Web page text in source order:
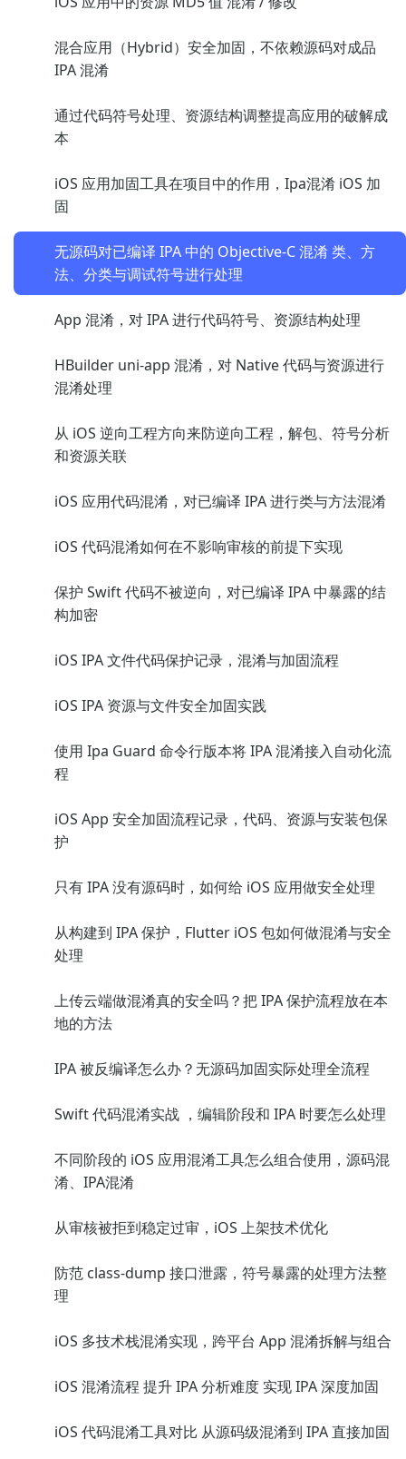
混合应用（Hybrid）安全加固，不依赖源码对成品
IPA 混淆
通过代码符号处理、资源结构调整提高应用的破解成
本
iOS 应用加固工具在项目中的作用，Ipa混淆 iOS 加
固
无源码对已编译 IPA 中的 Objective-C 混淆 类、方
法、分类与调试符号进行处理
App 混淆，对 IPA 进行代码符号、资源结构处理
HBuilder uni-app 混淆，对 Native 代码与资源进行
混淆处理
从 iOS 逆向工程方向来防逆向工程，解包、符号分析
和资源关联
iOS 应用代码混淆，对已编译 IPA 进行类与方法混淆
iOS 代码混淆如何在不影响审核的前提下实现
保护 Swift 代码不被逆向，对已编译 IPA 中暴露的结
构加密
iOS IPA 文件代码保护记录，混淆与加固流程
iOS IPA 资源与文件安全加固实践
使用 Ipa Guard 命令行版本将 IPA 混淆接入自动化流
程
iOS App 安全加固流程记录，代码、资源与安装包保
护
只有 IPA 没有源码时，如何给 iOS 应用做安全处理
从构建到 IPA 保护，Flutter iOS 包如何做混淆与安全
处理
上传云端做混淆真的安全吗？把 IPA 保护流程放在本
地的方法
IPA 被反编译怎么办？无源码加固实际处理全流程
Swift 代码混淆实战 ，编辑阶段和 IPA 时要怎么处理
不同阶段的 iOS 应用混淆工具怎么组合使用，源码混
淆、IPA混淆
从审核被拒到稳定过审，iOS 上架技术优化
防范 class-dump 接口泄露，符号暴露的处理方法整
理
iOS 多技术栈混淆实现，跨平台 App 混淆拆解与组合
iOS 混淆流程 提升 IPA 分析难度 实现 IPA 深度加固
iOS 代码混淆工具对比 从源码级混淆到 IPA 直接加固